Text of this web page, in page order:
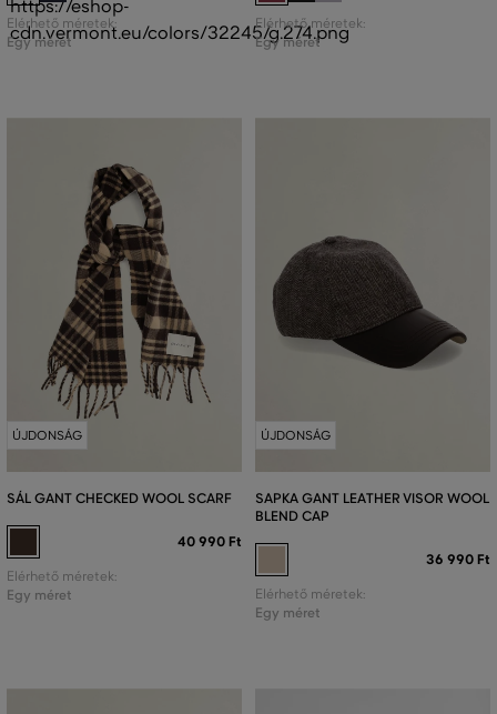
Elérhető méretek:
Egy méret
Elérhető méretek:
Egy méret
ÚJDONSÁG
SÁL GANT CHECKED WOOL SCARF
40 990 Ft
Elérhető méretek:
Egy méret
ÚJDONSÁG
SAPKA GANT LEATHER VISOR WOOL
BLEND CAP
36 990 Ft
Elérhető méretek:
Egy méret